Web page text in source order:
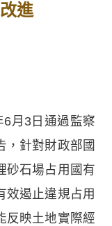
進
月3日通過監察
，針對財政部國
砂石場占用國有
效遏止違規占用
反映土地實際經